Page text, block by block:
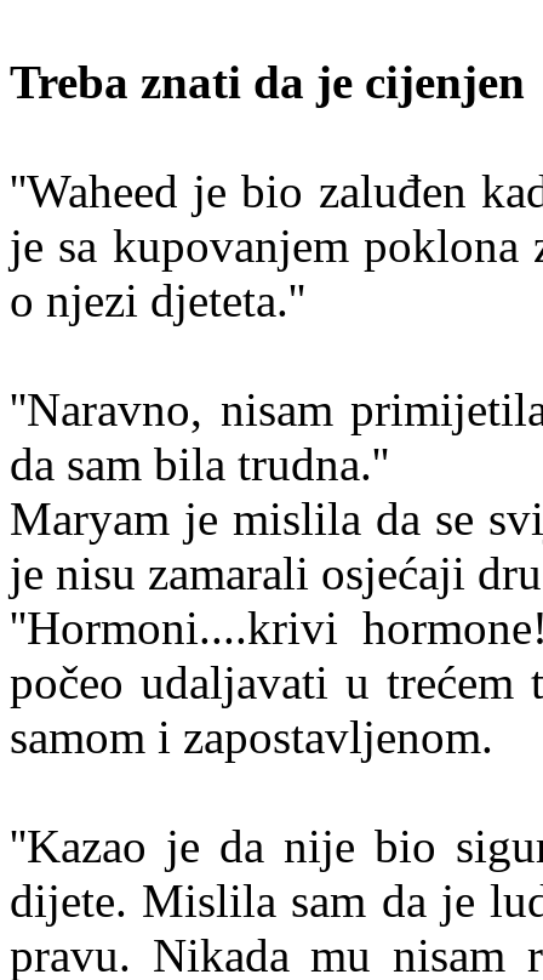
Treba znati da je cijenjen
''Waheed je bio zaluđen
je sa kupovanjem
o njezi djeteta.''
''Naravno, nisam
da sam bila trudna.''
Maryam je mislila da se
je nisu zamarali osjećaji
''Hormoni....krivi
počeo udaljavati u trećem
samom i zapostavljenom.
''Kazao je da nije bio
dijete. Mislila sam da je
pravu. Nikada mu nisam